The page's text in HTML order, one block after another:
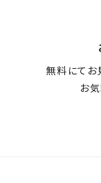
無料にてお
お